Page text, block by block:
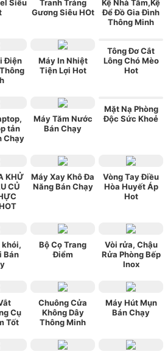
Siêu
Tranh Tráng
Gương Siêu HOt
Kệ Nhà Tắm,Kệ
Để Đồ Gia Đình
Thông Minh
Điện
Máy In Nhiệt
Tiện Lợi Hot
Tông Đơ Cắt
Lông Chó Mèo
Hot
tản
Chạy
Máy Tăm Nước
Bán Chạy
Mặt Nạ Phòng
Độc Sức Khoẻ
KHỬ
CỦ
Máy Xay Khô Đa
Năng Bán Chạy
Vòng Tay Điều
Hòa Huyết Áp
Hot
khói,
Bán
Bộ Cọ Trang
Điểm
Vòi rửa, Chậu
Rửa Phòng Bếp
Inox
Cụ
Tốt
Chuông Cửa
Không Dây
Thông Minh
Máy Hút Mụn
Bán Chạy